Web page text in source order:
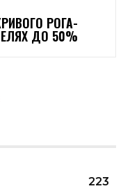
РОГА-
ДО 50%
223